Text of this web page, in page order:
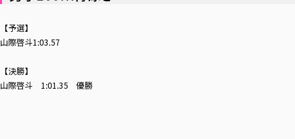
【予選】
山際啓斗1:03.57
【決勝】
山際啓斗 1:01.35 優勝